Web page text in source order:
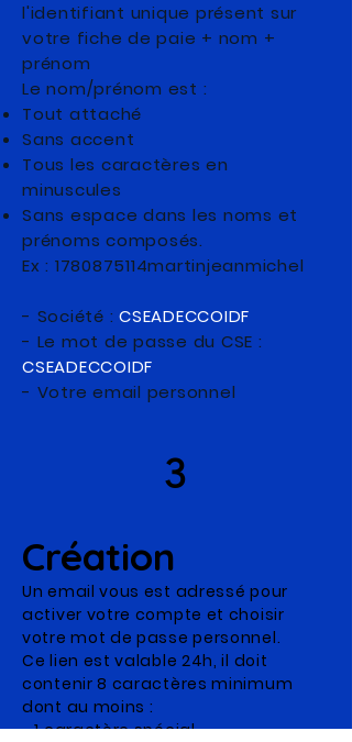
l'identifiant unique présent sur
votre fiche de paie + nom +
prénom
Le nom/prénom est :
Tout attaché
Sans accent
Tous les caractères en
minuscules
Sans espace dans les noms et
prénoms composés.
Ex : 1780875114martinjeanmichel
- Société : CSEADECCOIDF
- Le mot de passe du CSE :
CSEADECCOIDF
- Votre email personnel
3
Création
Un email vous est adressé pour
activer votre compte et choisir
votre mot de passe personnel.
Ce lien est valable 24h, il doit
contenir 8 caractères minimum
dont au moins :
- 1 caractère spécial